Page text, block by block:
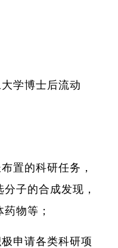
学博士后流动
置的科研任务，
子的合成发现，
物等；
申请各类科研项